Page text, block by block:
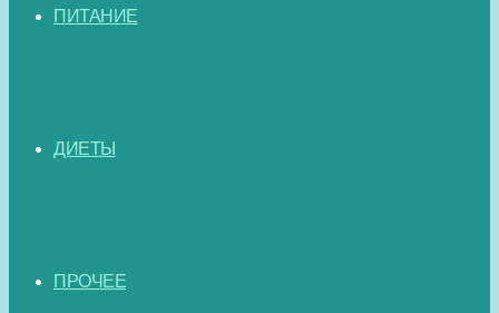
ПИТАНИЕ
ДИЕТЫ
ПРОЧЕЕ